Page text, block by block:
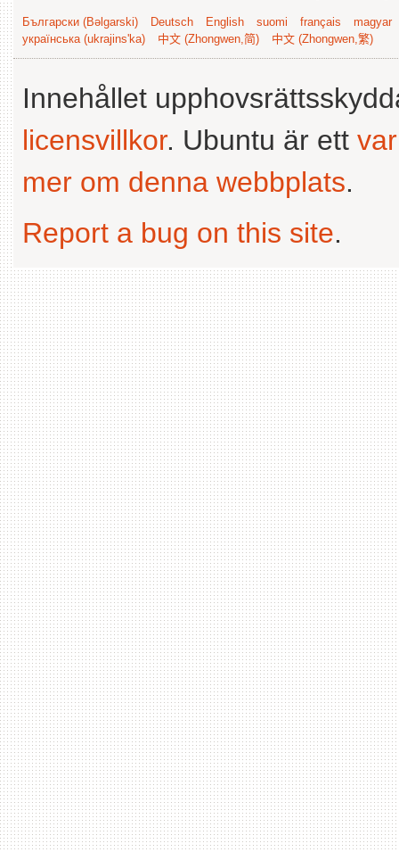
Български (Bəlgarski) Deutsch English suomi français
magyar
українська (ukrajins'ka)
中文 (Zhongwen,简) 中文 (Zhongwen,繁)
Innehållet
licensvillkor. Ubuntu är ett
mer om denna webbplats.
Report a bug on this site.